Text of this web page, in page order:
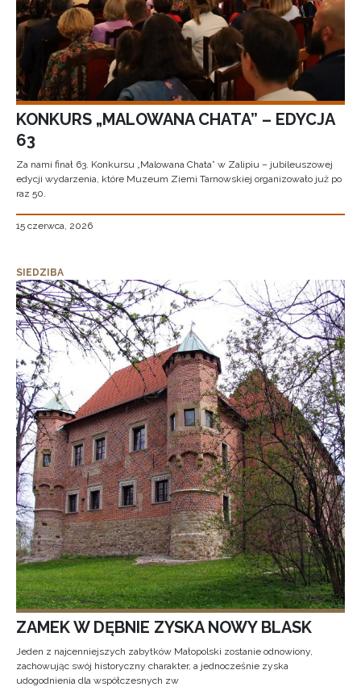
KONKURS „MALOWANA CHATA” – EDYCJA
63
Za nami finał 63. Konkursu „Malowana Chata” w Zalipiu – jubileuszowej
edycji wydarzenia, które Muzeum Ziemi Tarnowskiej organizowało już po
raz 50.
15 czerwca, 2026
SIEDZIBA
ZAMEK W DĘBNIE ZYSKA NOWY BLASK
Jeden z najcenniejszych zabytków Małopolski zostanie odnowiony,
zachowując swój historyczny charakter, a jednocześnie zyska
udogodnienia dla współczesnych zw